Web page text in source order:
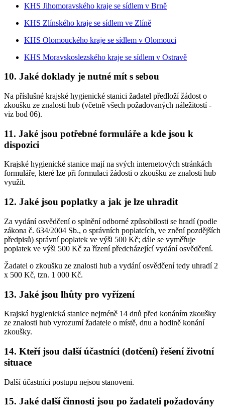
KHS Jihomoravského kraje se sídlem v Brně
KHS Zlínského kraje se sídlem ve Zlíně
KHS Olomouckého kraje se sídlem v Olomouci
KHS Moravskoslezského kraje se sídlem v Ostravě
10. Jaké doklady je nutné mít s sebou
Na příslušné krajské hygienické stanici žadatel předloží žádost o
zkoušku ze znalosti hub (včetně všech požadovaných náležitostí -
viz bod 06).
11. Jaké jsou potřebné formuláře a kde jsou k
dispozici
Krajské hygienické stanice mají na svých internetových stránkách
formuláře, které lze při formulaci žádosti o zkoušku ze znalosti hub
využít.
12. Jaké jsou poplatky a jak je lze uhradit
Za vydání osvědčení o splnění odborné způsobilosti se hradí (podle
zákona č. 634/2004 Sb., o správních poplatcích, ve znění pozdějších
předpisů) správní poplatek ve výši 500 Kč; dále se vyměřuje
poplatek ve výši 500 Kč za řízení předcházející vydání osvědčení.
Žadatel o zkoušku ze znalosti hub a vydání osvědčení tedy uhradí 2
x 500 Kč, tzn. 1 000 Kč.
13. Jaké jsou lhůty pro vyřízení
Krajská hygienická stanice nejméně 14 dnů před konáním zkoušky
ze znalosti hub vyrozumí žadatele o místě, dnu a hodině konání
zkoušky.
14. Kteří jsou další účastníci (dotčení) řešení životní
situace
Další účastníci postupu nejsou stanoveni.
15. Jaké další činnosti jsou po žadateli požadovány